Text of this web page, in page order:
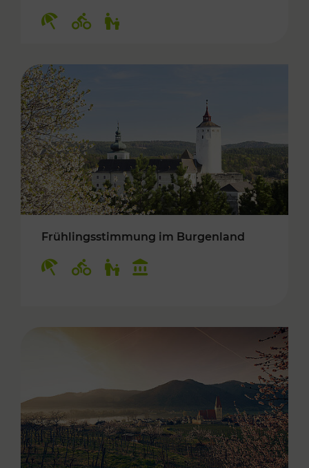
Frühlingsstimmung im Burgenland